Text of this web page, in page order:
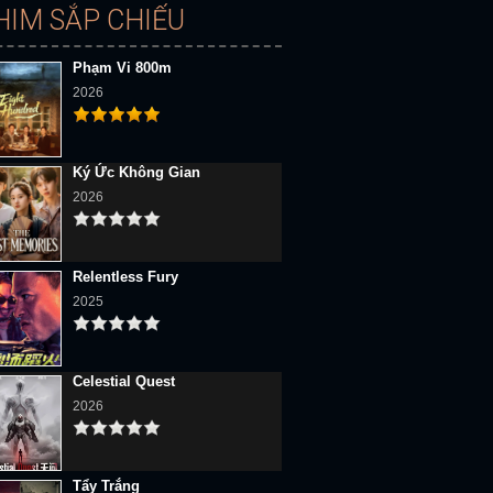
SẮP CHIẾU
Phạm Vi 800m
2026
Ký Ức Không Gian
2026
Relentless Fury
2025
Celestial Quest
2026
Tẩy Trắng